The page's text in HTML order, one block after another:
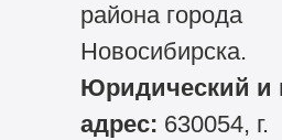
района города
Новосибирска.
Юридический и
адрес: 630054, г.